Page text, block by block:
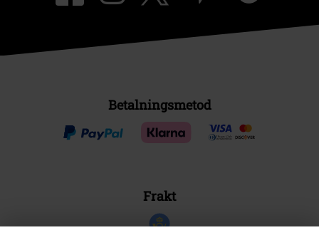
Betalningsmetod
Frakt